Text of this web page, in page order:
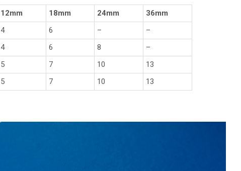
12mm 18mm 24mm
36mm
4 6 –
–
4 6 8
–
5 7 10
13
5 7 10 13